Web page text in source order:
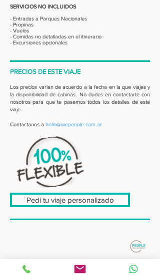
SERVICIOS NO INCLUIDOS
- Entradas a Parques Nacionales
- Propinas
- Vuelos
- Comidas no detalladas en el itinerario
- Excursiones opcionales
PRECIOS DE ESTE VIAJE
Los precios varian de acuerdo a la fecha en la que viajes y
la disponibilidad de cabinas. No dudes en contactarte con
nosotros para que te pasemos todos los detalles de este
viaje.
Contactanos a hello@wepeople.com.ar
Pedí tu viaje personalizado
Buenos Aires, ciudad y campo